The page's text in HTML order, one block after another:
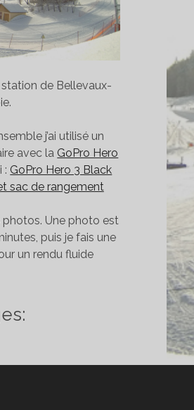
station de Bellevaux-
j’ai utilisé un
avec la GoPro Hero
: GoPro Hero 3 Black
sac de rangement
photos. Une photo est
puis je fais une
un rendu fluide